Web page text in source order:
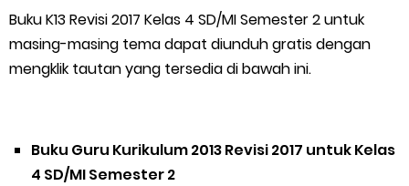
Buku K13 Revisi 2017 Kelas 4 SD/MI Semester 2 untuk
masing-masing tema dapat diunduh gratis dengan
mengklik tautan yang tersedia di bawah ini.
Buku Guru Kurikulum 2013 Revisi 2017 untuk Kelas
4 SD/MI Semester 2